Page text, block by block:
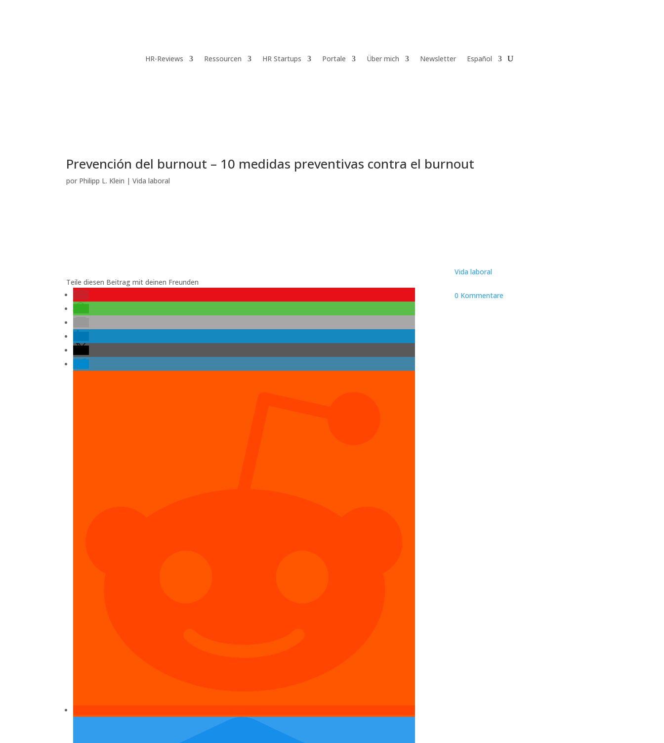
HR-Reviews Ressourcen HR Startups Portale Über mich Newsletter Español
Prevención del burnout – 10 medidas preventivas contra el burnout
por Philipp L. Klein |Vida laboral
Teile diesen Beitrag mit deinen Freunden
Vida laboral
0 Kommentare